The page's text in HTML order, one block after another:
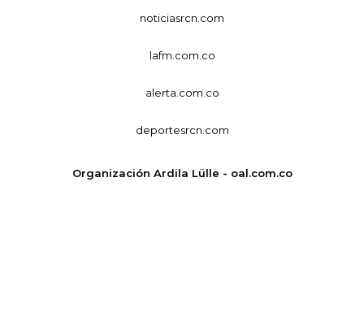
noticiasrcn.com
lafm.com.co
alerta.com.co
deportesrcn.com
Organización Ardila Lülle - oal.com.co